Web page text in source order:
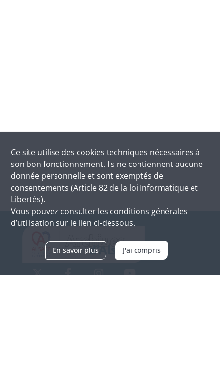
Ce site utilise des cookies techniques nécessaires à
son bon fonctionnement. Ils ne contiennent aucune
donnée personnelle et sont exemptés de
consentements (Article 82 de la loi Informatique et
Libertés).
Vous pouvez consulter les conditions générales
d’utilisation sur le lien ci-dessous.
En savoir plus J'ai compris